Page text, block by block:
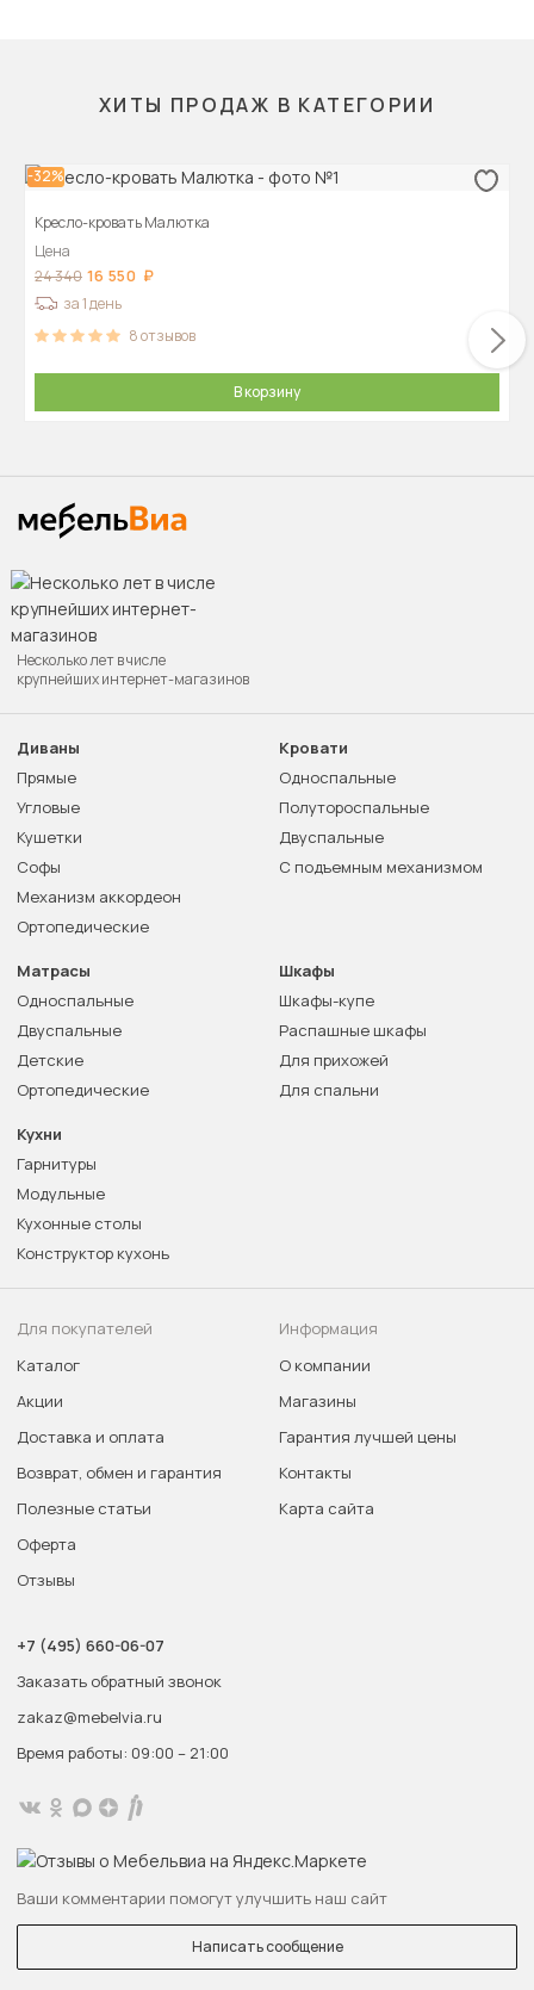
ХИТЫ ПРОДАЖ В КАТЕГОРИИ
-32%
Кресло-кровать Малютка
Цена
24 340 16 550
за 1 день
8отзывов
В корзину
Несколько лет в числе
крупнейших интернет-магазинов
Диваны
Прямые
Угловые
Кушетки
Софы
Механизм аккордеон
Ортопедические
Кровати
Односпальные
Полутороспальные
Двуспальные
С подъемным механизмом
Матрасы
Односпальные
Двуспальные
Детские
Ортопедические
Шкафы
Шкафы-купе
Распашные шкафы
Для прихожей
Для спальни
Кухни
Гарнитуры
Модульные
Кухонные столы
Конструктор кухонь
Для покупателей
Каталог
Акции
Доставка и оплата
Возврат, обмен и гарантия
Полезные статьи
Оферта
Отзывы
Информация
О компании
Магазины
Гарантия лучшей цены
Контакты
Карта сайта
+7 (495) 660-06-07
Заказать обратный звонок
zakaz@mebelvia.ru
Время работы: 09:00 – 21:00
Ваши комментарии помогут улучшить наш сайт
Написать сообщение